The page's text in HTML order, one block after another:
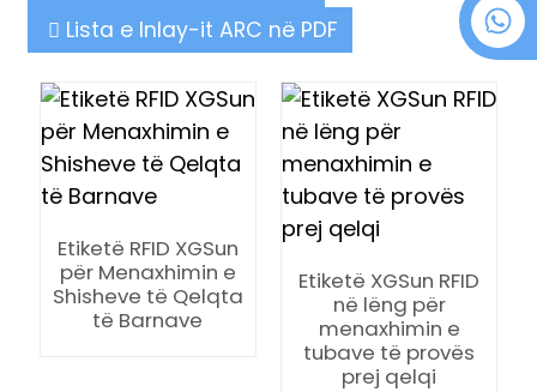
+86 18076372139
Lista e Inlay-it ARC në PDF
Etiketë RFID XGSun
për Menaxhimin e
Shisheve të Qelqta
të Barnave
Etiketë XGSun RFID
në lëng për
menaxhimin e
tubave të provës
prej qelqi